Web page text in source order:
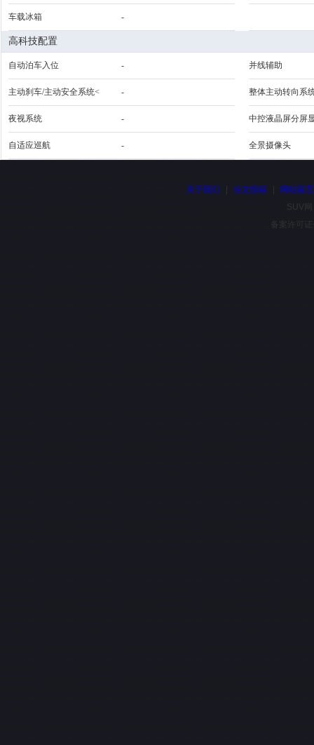
车载冰箱 -
高科技配置
自动泊车入位 - 并线辅助
主动刹车/主动安全系统< - 整体主动转向系
夜视系统 - 中控液晶屏分屏
自适应巡航 - 全景摄像头
关于我们 论文投稿
网站留言
SUV
备案许可